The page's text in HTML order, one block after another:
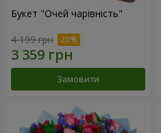
Букет "Очей чарівність"
4 199 грн
Замовити